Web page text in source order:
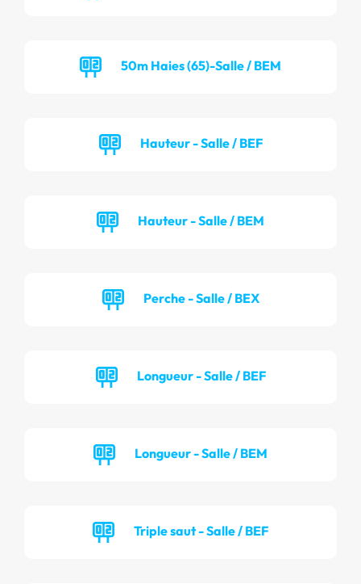
50m Haies (65)-Salle / BEM
Hauteur - Salle / BEF
Hauteur - Salle / BEM
Perche - Salle / BEX
Longueur - Salle / BEF
Longueur - Salle / BEM
Triple saut - Salle / BEF